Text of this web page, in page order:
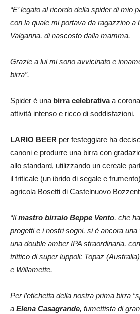
“E’ legato al ricordo della spider di mio
con la quale mi portava da ragazzino a
Valganna, di nascosto dalla mamma.
Grazie a lui mi sono avvicinato e
birra”.
Spider è una birra celebrativaa
attività intenso e ricco di soddisfazioni.
LARIO BEER per festeggiare ha
canoni e produrre una birra con
allo standard, utilizzando un cereale
il triticale (un ibrido di segale e
agricola Bosetti di Castelnuovo
“Ilmastro birraio Beppe Vento, che
progetti e i nostri sogni, si è ancora
una double amber IPA straordinaria,
trittico di super luppoli: Topaz
e Willamette.
Per l’etichetta della nostra prima birra
a Elena Casagrande, fumettista di